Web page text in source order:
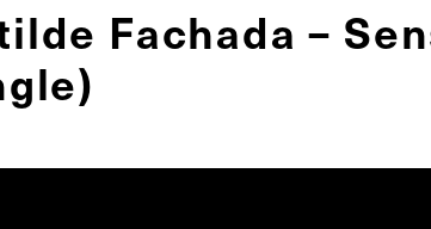
Fachada –